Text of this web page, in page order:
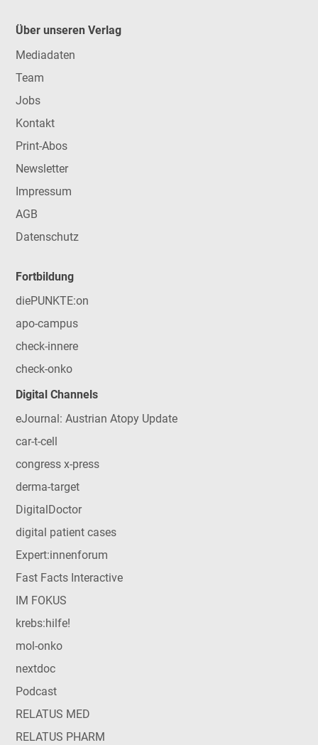
Über unseren Verlag
Mediadaten
Team
Jobs
Kontakt
Print-Abos
Newsletter
Impressum
AGB
Datenschutz
Fortbildung
diePUNKTE:on
apo-campus
check-innere
check-onko
Digital Channels
eJournal: Austrian Atopy Update
car-t-cell
congress x-press
derma-target
DigitalDoctor
digital patient cases
Expert:innenforum
Fast Facts Interactive
IM FOKUS
krebs:hilfe!
mol-onko
nextdoc
Podcast
RELATUS MED
RELATUS PHARM